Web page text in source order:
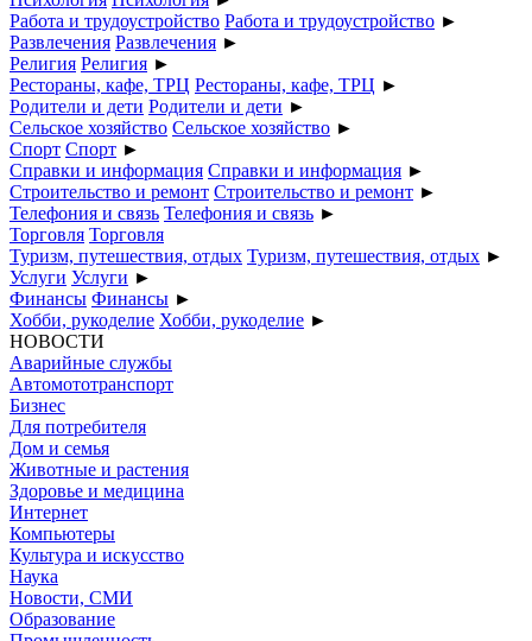
Работа и трудоустройство Работа и трудоустройство ►
Развлечения Развлечения ►
Религия Религия ►
Рестораны, кафе, ТРЦ Рестораны, кафе, ТРЦ ►
Родители и дети Родители и дети ►
Сельское хозяйство Сельское хозяйство ►
Спорт Спорт ►
Справки и информация Справки и информация ►
Строительство и ремонт Строительство и ремонт ►
Телефония и связь Телефония и связь ►
Торговля Торговля
Туризм, путешествия, отдых Туризм, путешествия, отдых ►
Услуги Услуги ►
Финансы Финансы ►
Хобби, рукоделие Хобби, рукоделие ►
НОВОСТИ
Аварийные службы
Автомототранспорт
Бизнес
Для потребителя
Дом и семья
Животные и растения
Здоровье и медицина
Интернет
Компьютеры
Культура и искусство
Наука
Новости, СМИ
Образование